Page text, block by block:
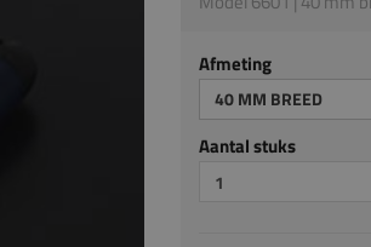
Afmeting
40 MM BREED
Aantal stuks